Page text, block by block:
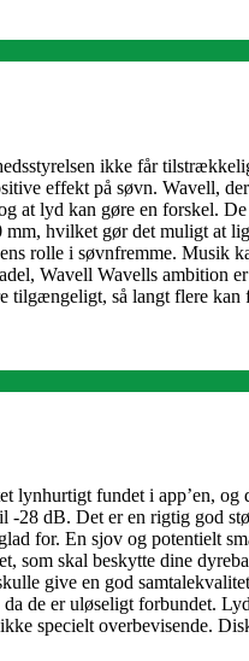
ikke får
effekt på søvn. Wavell,
at lyd kan gøre en forskel.
hvilket gør det muligt at
rolle i søvnfremme.
Wavell Wavells ambition
tilgængeligt, så langt flere
lynhurtigt fundet i app’en,
28 dB. Det er en rigtig god
for. En sjov og potentielt
skal beskytte dine
give en god
de er uløseligt forbundet.
specielt overbevisende.